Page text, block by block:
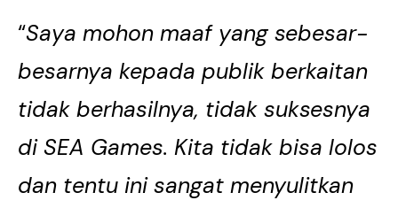
“Saya mohon maaf yang sebesar-
besarnya kepada publik berkaitan
tidak berhasilnya, tidak suksesnya
di SEA Games. Kita tidak bisa lolos
dan tentu ini sangat menyulitkan